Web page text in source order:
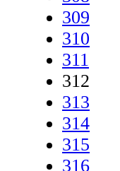
309
310
311
312
313
314
315
316